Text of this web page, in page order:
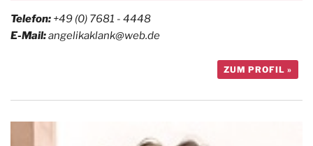
Telefon: +49 (0) 7681 - 4448
E-Mail:angelikaklank@web.de
ZUM PROFIL »